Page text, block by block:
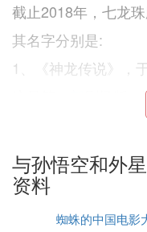
截止2018年，七龙珠
其名字分别是:
1、《神龙传说》，
剧场版
识孙悟空以及后续
主要讲述的是孙悟空
的各种奇葩的故事。
3、《摩诃不可思议
与孙悟空和外
资料
蜘蛛的中国电影